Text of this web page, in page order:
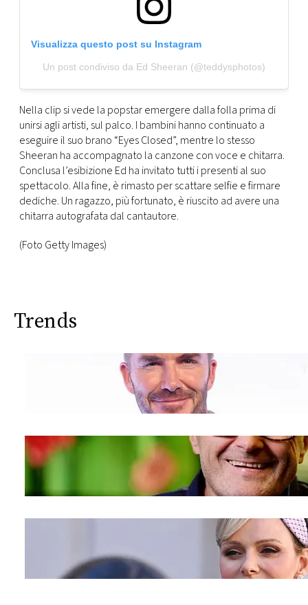
Visualizza questo post su Instagram
Un post condiviso da Ed Sheeran (@teddysphotos)
Nella clip si vede la popstar emergere dalla folla prima di
unirsi agli artisti, sul palco. I bambini hanno continuato a
eseguire il suo brano “Eyes Closed”, mentre lo stesso
Sheeran ha accompagnato la canzone con voce e chitarra.
Conclusa l’esibizione Ed ha invitato tutti i presenti al suo
spettacolo. Alla fine, è rimasto per scattare selfie e firmare
dediche. Un ragazzo, più fortunato, è riuscito ad avere una
chitarra autografata dal cantautore.
(Foto Getty Images)
Trends